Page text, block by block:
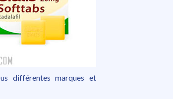
différentes marques et